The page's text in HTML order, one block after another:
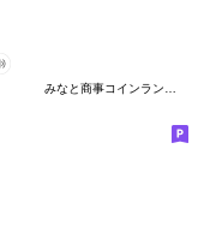
みなと商事コインランドリー２